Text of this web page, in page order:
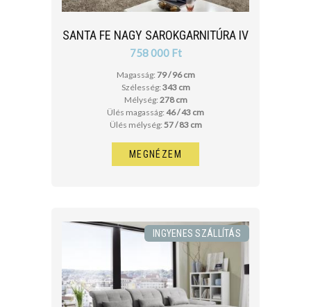
SANTA FE NAGY SAROKGARNITÚRA IV
758 000 Ft
Magasság: 79 / 96 cm
Szélesség: 343 cm
Mélység: 278 cm
Ülés magasság: 46 / 43 cm
Ülés mélység: 57 / 83 cm
MEGNÉZEM
INGYENES SZÁLLÍTÁS